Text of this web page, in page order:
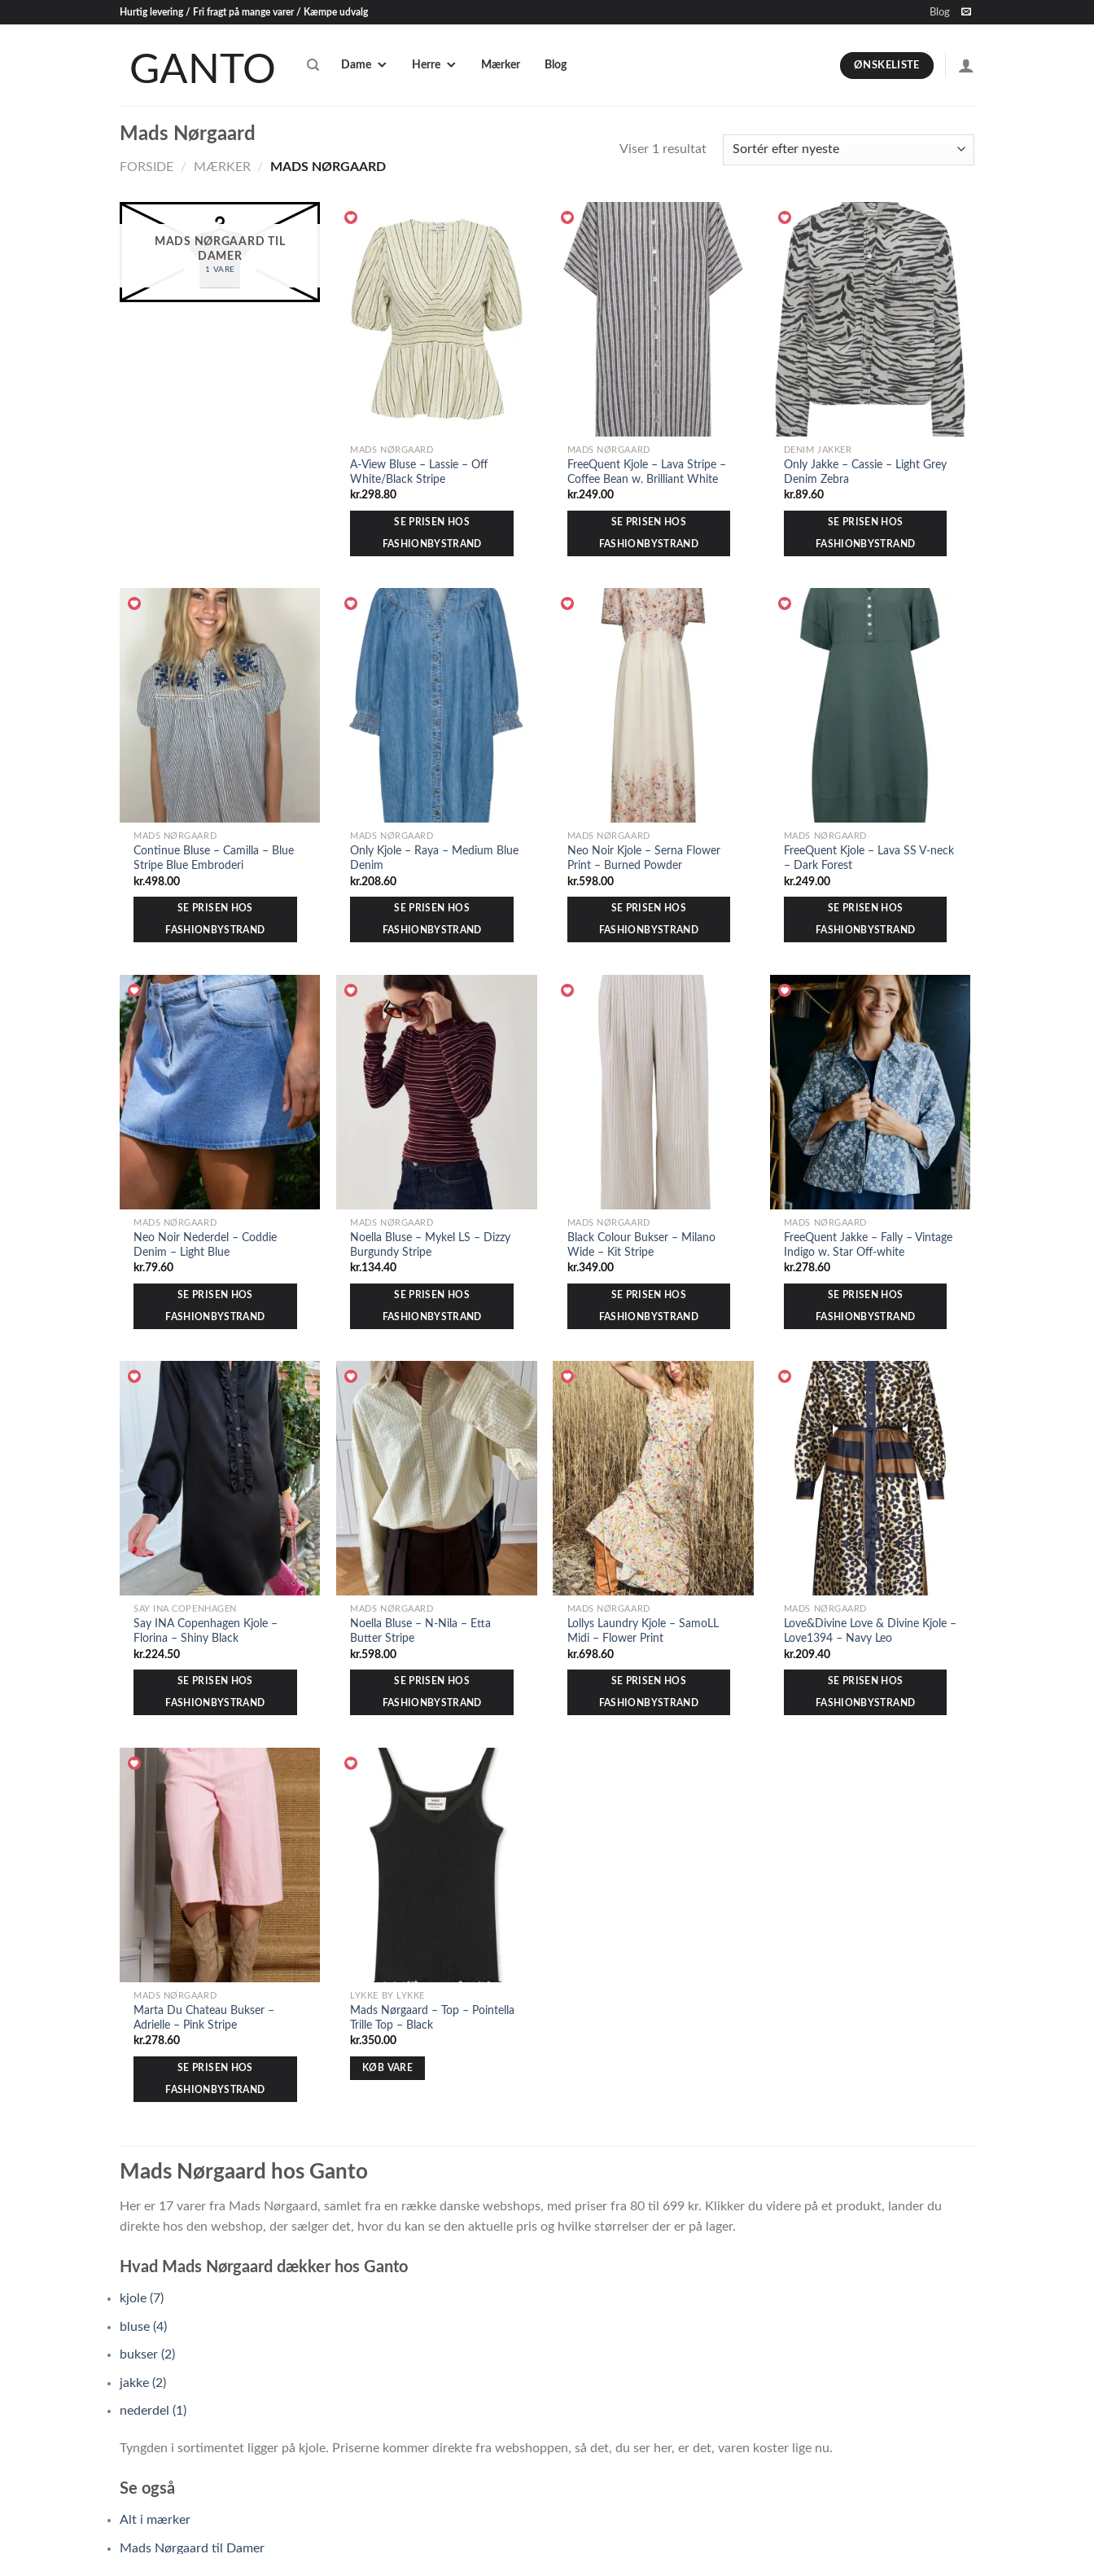
Hurtig levering / Fri fragt på mange varer / Kæmpe udvalg Blog
Dame Herre Mærker Blog ØNSKELISTE
Mads Nørgaard
FORSIDE / MÆRKER / MADS NØRGAARD
Viser 1 resultat
MADS NØRGAARD TIL
DAMER
1 VARE
MADS NØRGAARD
A-View Bluse – Lassie – Off
White/Black Stripe
kr.298.80
SE PRISEN HOS
FASHIONBYSTRAND
MADS NØRGAARD
FreeQuent Kjole – Lava Stripe –
Coffee Bean w. Brilliant White
kr.249.00
SE PRISEN HOS
FASHIONBYSTRAND
DENIM JAKKER
Only Jakke – Cassie – Light Grey
Denim Zebra
kr.89.60
SE PRISEN HOS
FASHIONBYSTRAND
MADS NØRGAARD
Continue Bluse – Camilla – Blue
Stripe Blue Embroderi
kr.498.00
SE PRISEN HOS
FASHIONBYSTRAND
MADS NØRGAARD
Only Kjole – Raya – Medium Blue
Denim
kr.208.60
SE PRISEN HOS
FASHIONBYSTRAND
MADS NØRGAARD
Neo Noir Kjole – Serna Flower
Print – Burned Powder
kr.598.00
SE PRISEN HOS
FASHIONBYSTRAND
MADS NØRGAARD
FreeQuent Kjole – Lava SS V-neck
– Dark Forest
kr.249.00
SE PRISEN HOS
FASHIONBYSTRAND
MADS NØRGAARD
Neo Noir Nederdel – Coddie
Denim – Light Blue
kr.79.60
SE PRISEN HOS
FASHIONBYSTRAND
MADS NØRGAARD
Noella Bluse – Mykel LS – Dizzy
Burgundy Stripe
kr.134.40
SE PRISEN HOS
FASHIONBYSTRAND
MADS NØRGAARD
Black Colour Bukser – Milano
Wide – Kit Stripe
kr.349.00
SE PRISEN HOS
FASHIONBYSTRAND
MADS NØRGAARD
FreeQuent Jakke – Fally – Vintage
Indigo w. Star Off-white
kr.278.60
SE PRISEN HOS
FASHIONBYSTRAND
SAY INA COPENHAGEN
Say INA Copenhagen Kjole –
Florina – Shiny Black
kr.224.50
SE PRISEN HOS
FASHIONBYSTRAND
MADS NØRGAARD
Noella Bluse – N-Nila – Etta
Butter Stripe
kr.598.00
SE PRISEN HOS
FASHIONBYSTRAND
MADS NØRGAARD
Lollys Laundry Kjole – SamoLL
Midi – Flower Print
kr.698.60
SE PRISEN HOS
FASHIONBYSTRAND
MADS NØRGAARD
Love&Divine Love & Divine Kjole –
Love1394 – Navy Leo
kr.209.40
SE PRISEN HOS
FASHIONBYSTRAND
MADS NØRGAARD
Marta Du Chateau Bukser –
Adrielle – Pink Stripe
kr.278.60
SE PRISEN HOS
FASHIONBYSTRAND
LYKKE BY LYKKE
Mads Nørgaard – Top – Pointella
Trille Top – Black
kr.350.00
KØB VARE
Mads Nørgaard hos Ganto
Her er 17 varer fra Mads Nørgaard, samlet fra en række danske webshops, med priser fra 80 til 699 kr. Klikker du videre på et produkt, lander du
direkte hos den webshop, der sælger det, hvor du kan se den aktuelle pris og hvilke størrelser der er på lager.
Hvad Mads Nørgaard dækker hos Ganto
kjole (7)
bluse (4)
bukser (2)
jakke (2)
nederdel (1)
Tyngden i sortimentet ligger på kjole. Priserne kommer direkte fra webshoppen, så det, du ser her, er det, varen koster lige nu.
Se også
Alt i mærker
Mads Nørgaard til Damer